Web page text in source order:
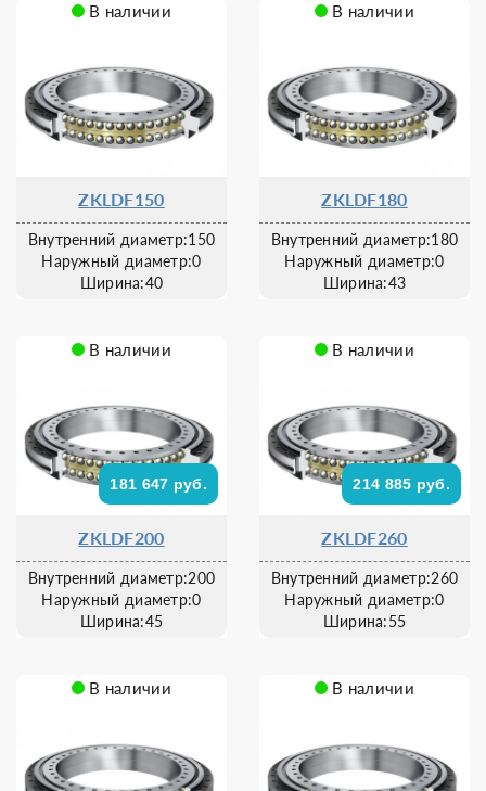
В наличии
ZKLDF150
Внутренний диаметр:150
Наружный диаметр:0
Ширина:40
В наличии
ZKLDF180
Внутренний диаметр:180
Наружный диаметр:0
Ширина:43
В наличии
181 647 руб.
ZKLDF200
Внутренний диаметр:200
Наружный диаметр:0
Ширина:45
В наличии
214 885 руб.
ZKLDF260
Внутренний диаметр:260
Наружный диаметр:0
Ширина:55
В наличии В наличии